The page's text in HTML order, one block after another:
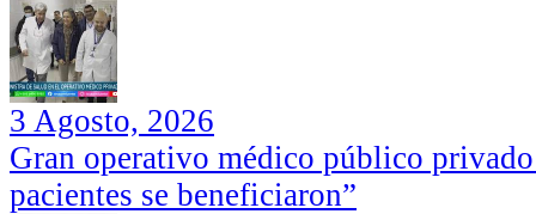
3 Agosto, 2026
Gran operativo médico público
pacientes se beneficiaron”